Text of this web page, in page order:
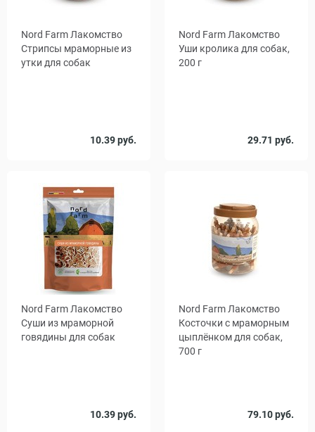
Nord Farm Лакомство
Стрипсы мраморные из
утки для собак
10.39 руб.
90 700
Nord Farm Лакомство
Уши кролика для собак,
200 г
29.71 руб.
Nord Farm Лакомство
Суши из мраморной
говядины для собак
10.39 руб.
90 800
Nord Farm Лакомство
Косточки с мраморным
цыплёнком для собак,
700 г
79.10 руб.